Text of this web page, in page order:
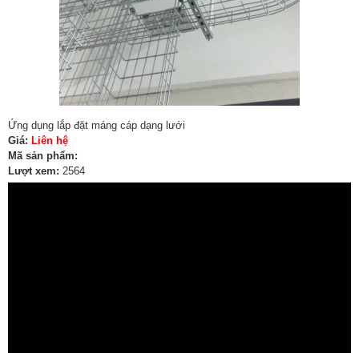
Ứng dụng lắp đặt máng cáp dạng lưới
Giá: Liên hệ
Mã sản phẩm:
Lượt xem: 2564